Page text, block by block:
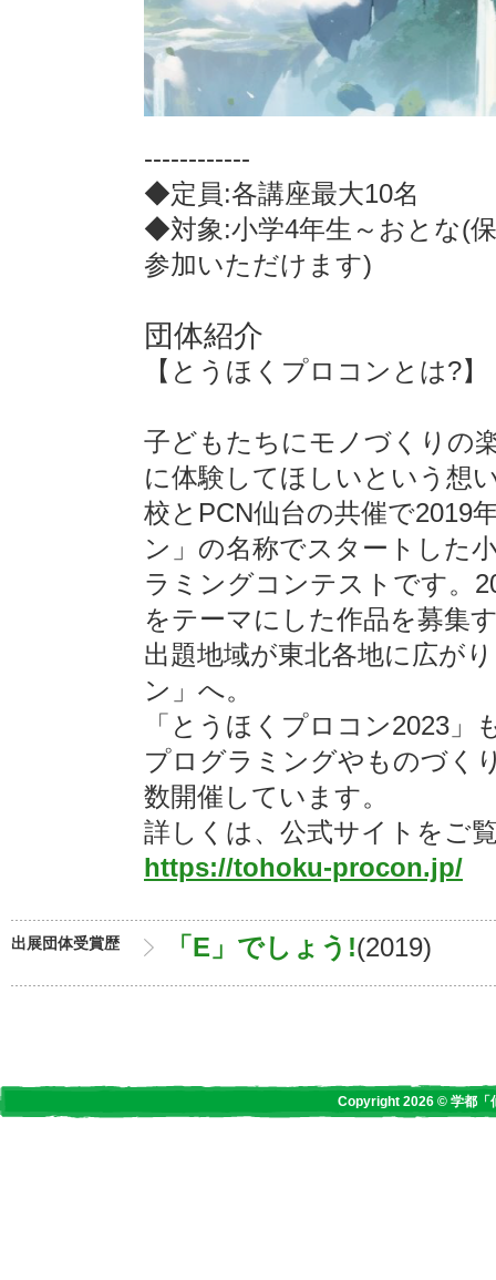
------------
◆定員:各講座最大10名
◆対象:小学4年生～おとな(
参加いただけます)
団体紹介
【とうほくプロコンとは?】
子どもたちにモノづくりの
に体験してほしいという想
校とPCN仙台の共催で2019
ン」の名称でスタートした
ラミングコンテストです。
をテーマにした作品を募集
出題地域が東北各地に広が
ン」へ。
「とうほくプロコン2023」
プログラミングやものづく
数開催しています。
詳しくは、公式サイトをご
https://tohoku-procon.jp/
出展団体受賞歴 「E」でしょう!(2019)
Copyright 2026 © 学都「